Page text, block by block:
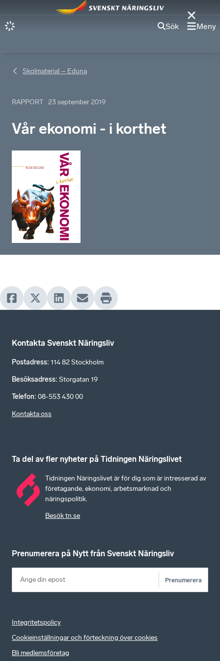
Sök Meny
Skolmaterial – Eduna
RAPPORT 23 september 2019
Vår ekonomi - i korthet
Kontakta Svenskt Näringsliv
Postadress: 114 82 Stockholm
Besöksadress: Storgatan 19
Telefon: 08-553 430 00
Kontakta oss
Ta del av fler nyheter på Tidningen Näringslivet
Tidningen Näringslivet är för dig som är intresserad av
företagande, ekonomi, arbetsmarknad och
näringspolitik.
Besök tn.se
Prenumerera på Nytt från Svenskt Näringsliv
Prenumerera
Integritetspolicy
Cookieinställningar och förteckning över cookies
Bli medlemsföretag